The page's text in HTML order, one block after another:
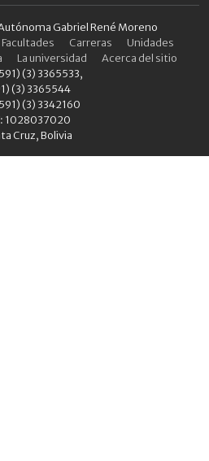
Gabriel René Moreno
Facultades Carreras
Unidades
La universidad
Acerca del sitio
(3) 3365533,
(3) 3365544
(3) 3342160
1028037020
Cruz, Bolivia